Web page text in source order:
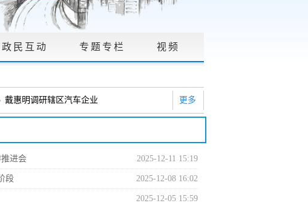
政民互动 专题专栏 视频
信息依申请公开 |
戴惠明调研辖区汽车企业
盘龙区委2026年度巡察工作会暨十三届...
区广电局组织开展全区应急广播管理使...
更多
2025-12-11 15:19
进会
2025-12-08 16:02
段
2025-12-05 15:59